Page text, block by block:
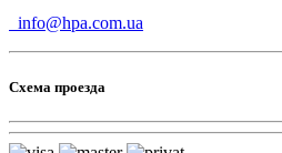
info@hpa.com.ua
Схема проезда